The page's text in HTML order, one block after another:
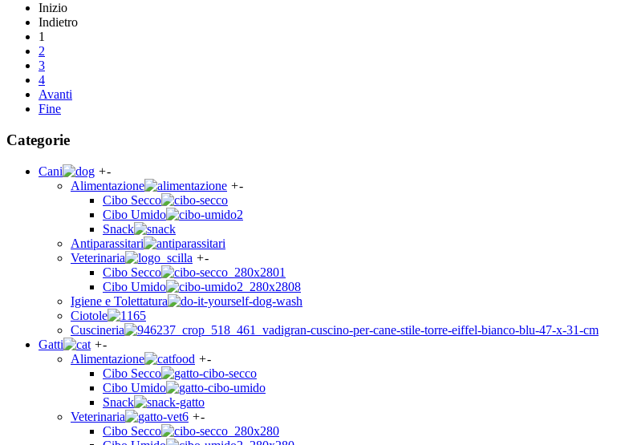
Inizio
Indietro
1
2
3
4
Avanti
Fine
Categorie
Cani +-
Alimentazione
+-
Cibo Secco
Cibo Umido
Snack
Antiparassitari
Veterinaria
+-
Cibo Secco
Cibo Umido
Igiene e Tolettatura
Ciotole
Cuscineria
Gatti
+-
Alimentazione
+-
Cibo Secco
Cibo Umido
Snack
Veterinaria
+-
Cibo Secco